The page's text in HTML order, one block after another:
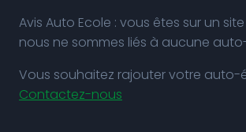
Avis Auto Ecole : vous êtes sur un
nous ne sommes liés à aucune
Vous souhaitez rajouter votre auto-
Contactez-nous